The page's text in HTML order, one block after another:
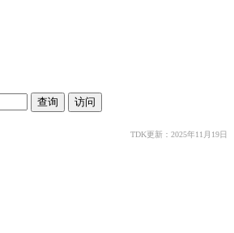
TDK更新：2025年11月19日